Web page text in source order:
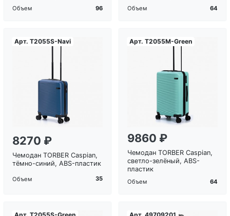
Объем 96 Объем 64
Арт. T2055S-Navi
Загрузка...
8270 ₽
Чемодан TORBER Caspian,
тёмно-синий, ABS-пластик
Объем 35
Арт. T2055M-Green
Загрузка...
9860 ₽
Чемодан TORBER Caspian,
светло-зелёный, ABS-
пластик
Объем 64